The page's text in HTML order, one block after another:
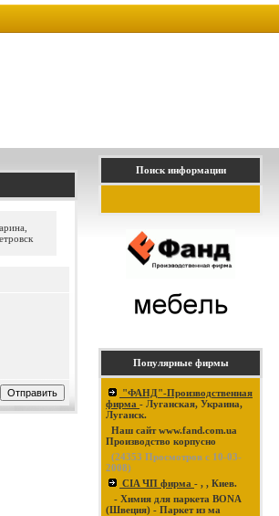
Поиск информации
Популярные фирмы
"ФАНД"-Производственная
фирма - Луганская, Украина,
Луганск.
Наш сайт www.fand.com.ua
Производство корпусно
(24353 Просмотров с 10-03-
2008)
CIA ЧП фирма - , , Киев.
- Химия для паркета BONA
(Швеция) - Паркет из ма